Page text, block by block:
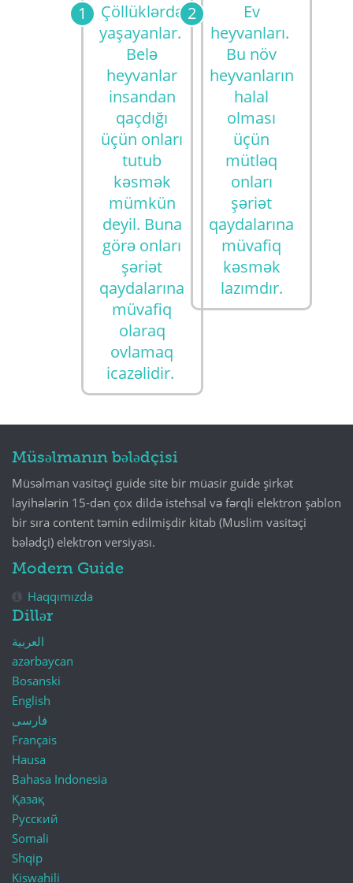
Çöllüklərdə
yaşayanlar.
Belə
heyvanlar
insandan
qaçdığı
üçün onları
tutub
kəsmək
mümkün
deyil. Buna
görə onları
şəriət
qaydalarına
müvafiq
olaraq
ovlamaq
icazəlidir.
Ev
heyvanları.
Bu növ
heyvanların
halal
olması
üçün
mütləq
onları
şəriət
qaydalarına
müvafiq
kəsmək
lazımdır.
Müsəlmanın bələdçisi
Müsəlman vasitəçi guide site bir müasir guide şirkət
layihələrin 15-dən çox dildə istehsal və fərqli elektron şablon
bir sıra content təmin edilmişdir kitab (Muslim vasitəçi
bələdçi) elektron versiyası.
Modern Guide
Haqqımızda
Dillər
العربية
azərbaycan
Bosanski
English
فارسی
Français
Hausa
Bahasa Indonesia
Қазақ
Русский
Somali
Shqip
Kiswahili